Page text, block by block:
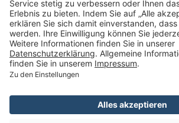
Information
Service
Zahlungsmöglichkeiten
* Alle Preise inkl. gesetzl.